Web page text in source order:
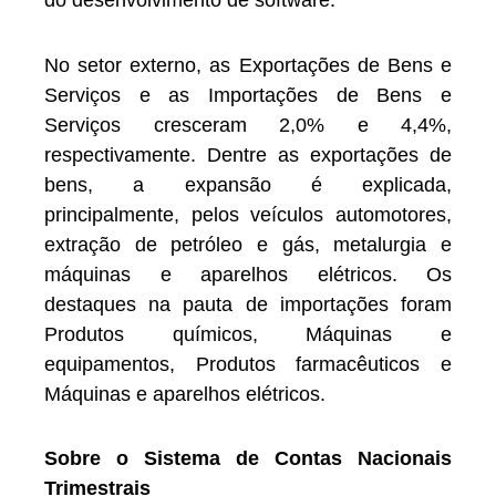
No setor externo, as Exportações de Bens e
Serviços e as Importações de Bens e
Serviços cresceram 2,0% e 4,4%,
respectivamente. Dentre as exportações de
bens, a expansão é explicada,
principalmente, pelos veículos automotores,
extração de petróleo e gás, metalurgia e
máquinas e aparelhos elétricos. Os
destaques na pauta de importações foram
Produtos químicos, Máquinas e
equipamentos, Produtos farmacêuticos e
Máquinas e aparelhos elétricos.
Sobre o Sistema de Contas Nacionais
Trimestrais